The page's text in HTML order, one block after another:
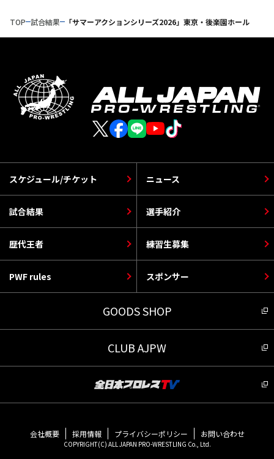
TOP 試合結果 「サマーアクションシリーズ2026」東京・後楽園ホール
スケジュール/チケット
選手紹介
PWF rules
ニュース
歴代王者
スポンサー
試合結果
練習生募集
GOODS SHOP
CLUB AJPW
会社概要 採用情報 プライバシーポリシー お問い合わせ
COPYRIGHT(C) ALL JAPAN PRO-WRESTLING Co., Ltd.